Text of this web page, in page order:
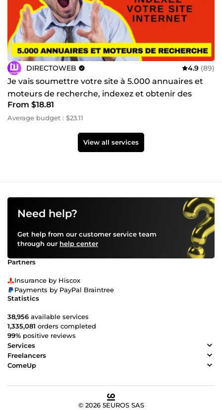
DIRECTOWEB 4.9 (89)
Je vais soumettre votre site à 5.000 annuaires et
moteurs de recherche, indexez et obtenir des
backlinks
From $18.81
Average budget : $23.11
View all services
Need help?
Get help from our customer service team
through our help center
Partners
Insurance by Hiscox
Payments by PayPal Braintree
Statistics
38,956 available services
1,335,081 orders completed
99% positive reviews
Services
Freelancers
ComeUp
© 2026 5EUROS SAS